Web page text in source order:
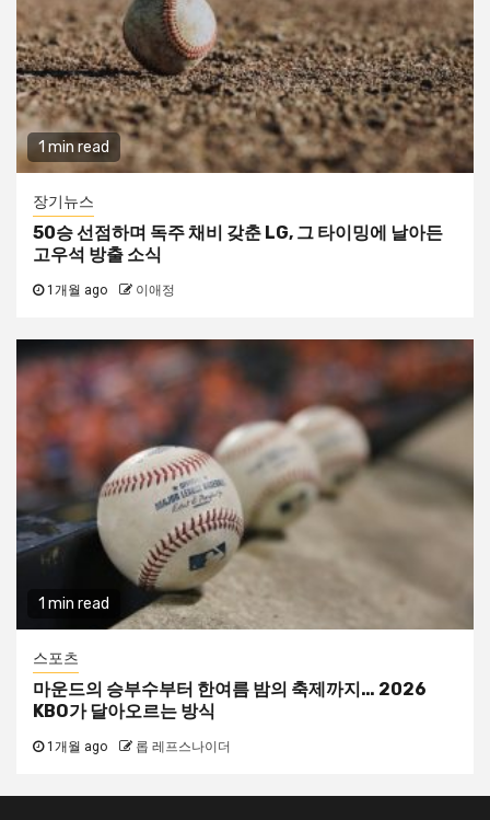
1 min read
장기뉴스
50승 선점하며 독주 채비 갖춘 LG, 그 타이밍에 날아든
고우석 방출 소식
1개월 ago 이애정
1 min read
스포츠
마운드의 승부수부터 한여름 밤의 축제까지… 2026
KBO가 달아오르는 방식
1개월 ago 롭 레프스나이더